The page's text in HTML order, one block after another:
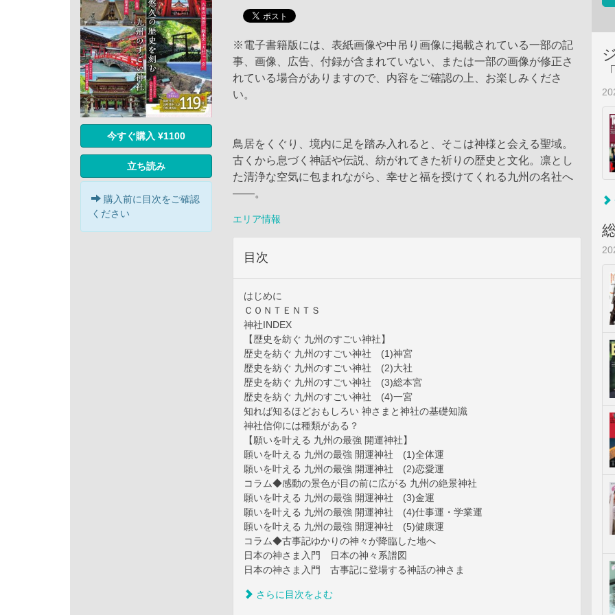
今すぐ購入 ¥1100
立ち読み
購入前に目次をご確認
ください
※電子書籍版には、表紙画像や中吊り画像に掲載されている一部の記
事、画像、広告、付録が含まれていない、または一部の画像が修正さ
れている場合がありますので、内容をご確認の上、お楽しみくださ
い。
鳥居をくぐり、境内に足を踏み入れると、そこは神様と会える聖域。
古くから息づく神話や伝説、紡がれてきた祈りの歴史と文化。凛とし
た清浄な空気に包まれながら、幸せと福を授けてくれる九州の名社へ
――。
エリア情報
目次
はじめに
ＣＯＮＴＥＮＴＳ
神社INDEX
【歴史を紡ぐ 九州のすごい神社】
歴史を紡ぐ 九州のすごい神社 (1)神宮
歴史を紡ぐ 九州のすごい神社 (2)大社
歴史を紡ぐ 九州のすごい神社 (3)総本宮
歴史を紡ぐ 九州のすごい神社 (4)一宮
知れば知るほどおもしろい 神さまと神社の基礎知識
神社信仰には種類がある？
【願いを叶える 九州の最強 開運神社】
願いを叶える 九州の最強 開運神社 (1)全体運
願いを叶える 九州の最強 開運神社 (2)恋愛運
コラム◆感動の景色が目の前に広がる 九州の絶景神社
願いを叶える 九州の最強 開運神社 (3)金運
願いを叶える 九州の最強 開運神社 (4)仕事運・学業運
願いを叶える 九州の最強 開運神社 (5)健康運
コラム◆古事記ゆかりの神々が降臨した地へ
日本の神さま入門 日本の神々系譜図
日本の神さま入門 古事記に登場する神話の神さま
さらに目次をよむ